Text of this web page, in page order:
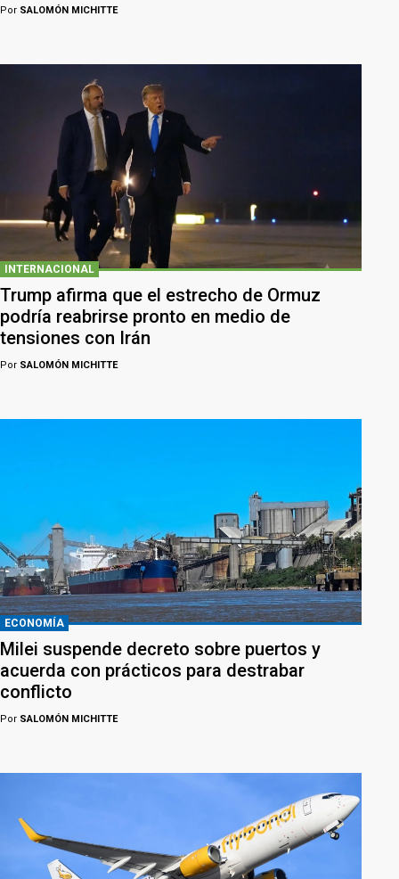
Por SALOMÓN MICHITTE
INTERNACIONAL
Trump afirma que el estrecho de Ormuz
podría reabrirse pronto en medio de
tensiones con Irán
Por SALOMÓN MICHITTE
ECONOMÍA
Milei suspende decreto sobre puertos y
acuerda con prácticos para destrabar
conflicto
Por SALOMÓN MICHITTE